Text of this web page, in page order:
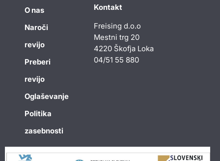
O nas
Naroči
revijo
Preberi
revijo
Oglaševanje
Politika
zasebnosti
Kontakt
Freising d.o.o
Mestni trg 20
4220 Škofja Loka
04/51 55 880